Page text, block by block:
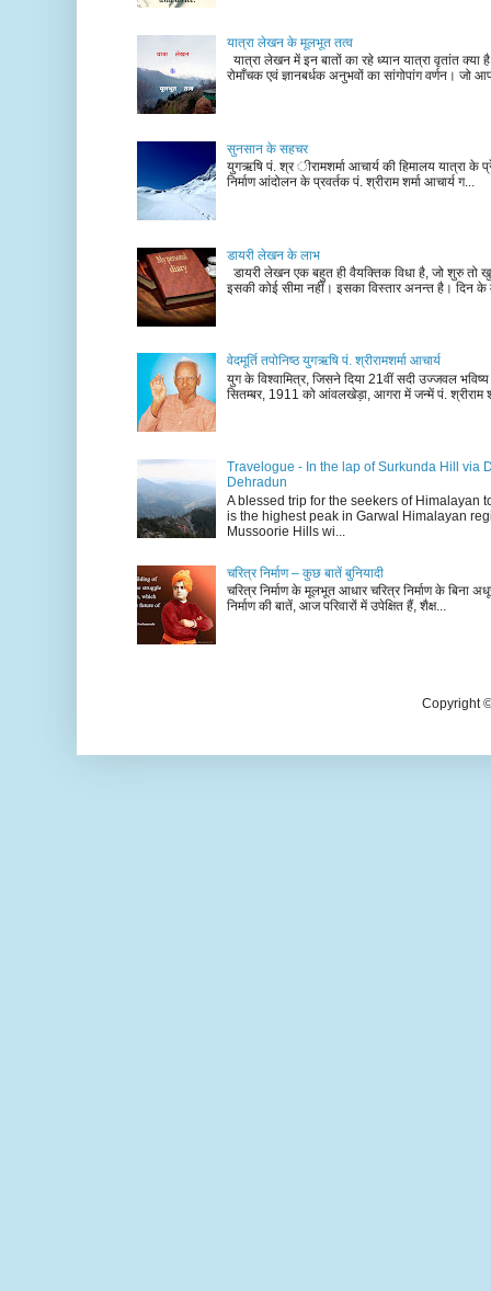
यात्रा लेखन के मूलभूत तत्व
यात्रा लेखन में इन बातों का रहे ध्यान यात्रा वृतांत क्या
रोमाँचक एवं ज्ञानबर्धक अनुभवों का सांगोपांग वर्णन। जो
सुनसान के सहचर
युगऋषि पं. श्र ीरामशर्मा आचार्य की हिमालय यात्रा के
निर्माण आंदोलन के प्रवर्तक पं. श्रीराम शर्मा आचार्य ग...
डायरी लेखन के लाभ
डायरी लेखन एक बहुत ही वैयक्तिक विधा है, जो शुरु तो
इसकी कोई सीमा नहीं। इसका विस्तार अनन्त है। दिन के
वेदमूर्ति तपोनिष्ठ युगऋषि पं. श्रीरामशर्मा आचार्य
युग के विश्वामित्र, जिसने दिया 21वीं सदी उज्जवल भविष्य
सितम्बर, 1911 को आंवलखेड़ा, आगरा में जन्में पं. श्रीराम
Travelogue - In the lap of Surkunda Hill via
Dehradun
A blessed trip for the seekers of Himalayan
is the highest peak in Garwal Himalayan
Mussoorie Hills wi...
चरित्र निर्माण – कुछ बातें बुनियादी
चरित्र निर्माण के मूलभूत आधार चरित्र निर्माण के बिना
निर्माण की बातें, आज परिवारों में उपेक्षित हैं, शैक्ष...
Copyright